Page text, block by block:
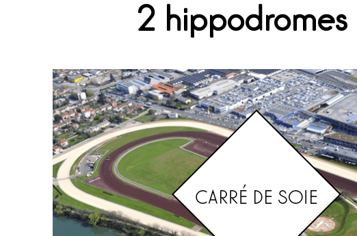
2 hippodromes